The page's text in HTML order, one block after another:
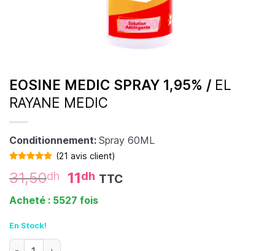
EOSINE MEDIC SPRAY 1,95% / EL
RAYANE MEDIC
Conditionnement: Spray 60ML
sur 5 basé
sur
client
(21 avis client)
31,50dh 11dh TTC
Acheté : 5527 fois
En Stock!
quantité de Eosine Medic spray 1,95%